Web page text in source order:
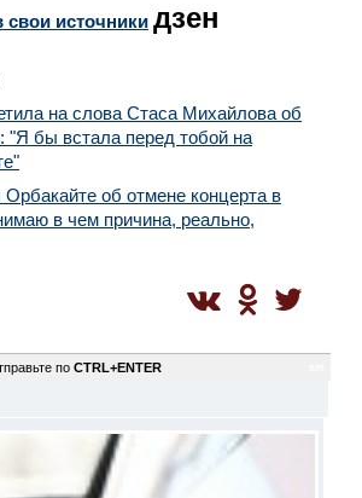
свои источники дзен
на слова Стаса Михайлова об
"Я бы встала перед тобой на
об отмене концерта в
в чем причина, реально,
по CTRL+ENTER